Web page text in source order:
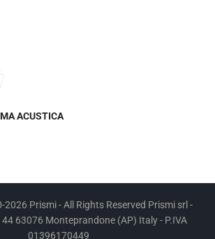
ACUSTICA
Prismi - All Rights Reserved Prismi srl -
63076 Monteprandone (AP) Italy - P.IVA
01396170449